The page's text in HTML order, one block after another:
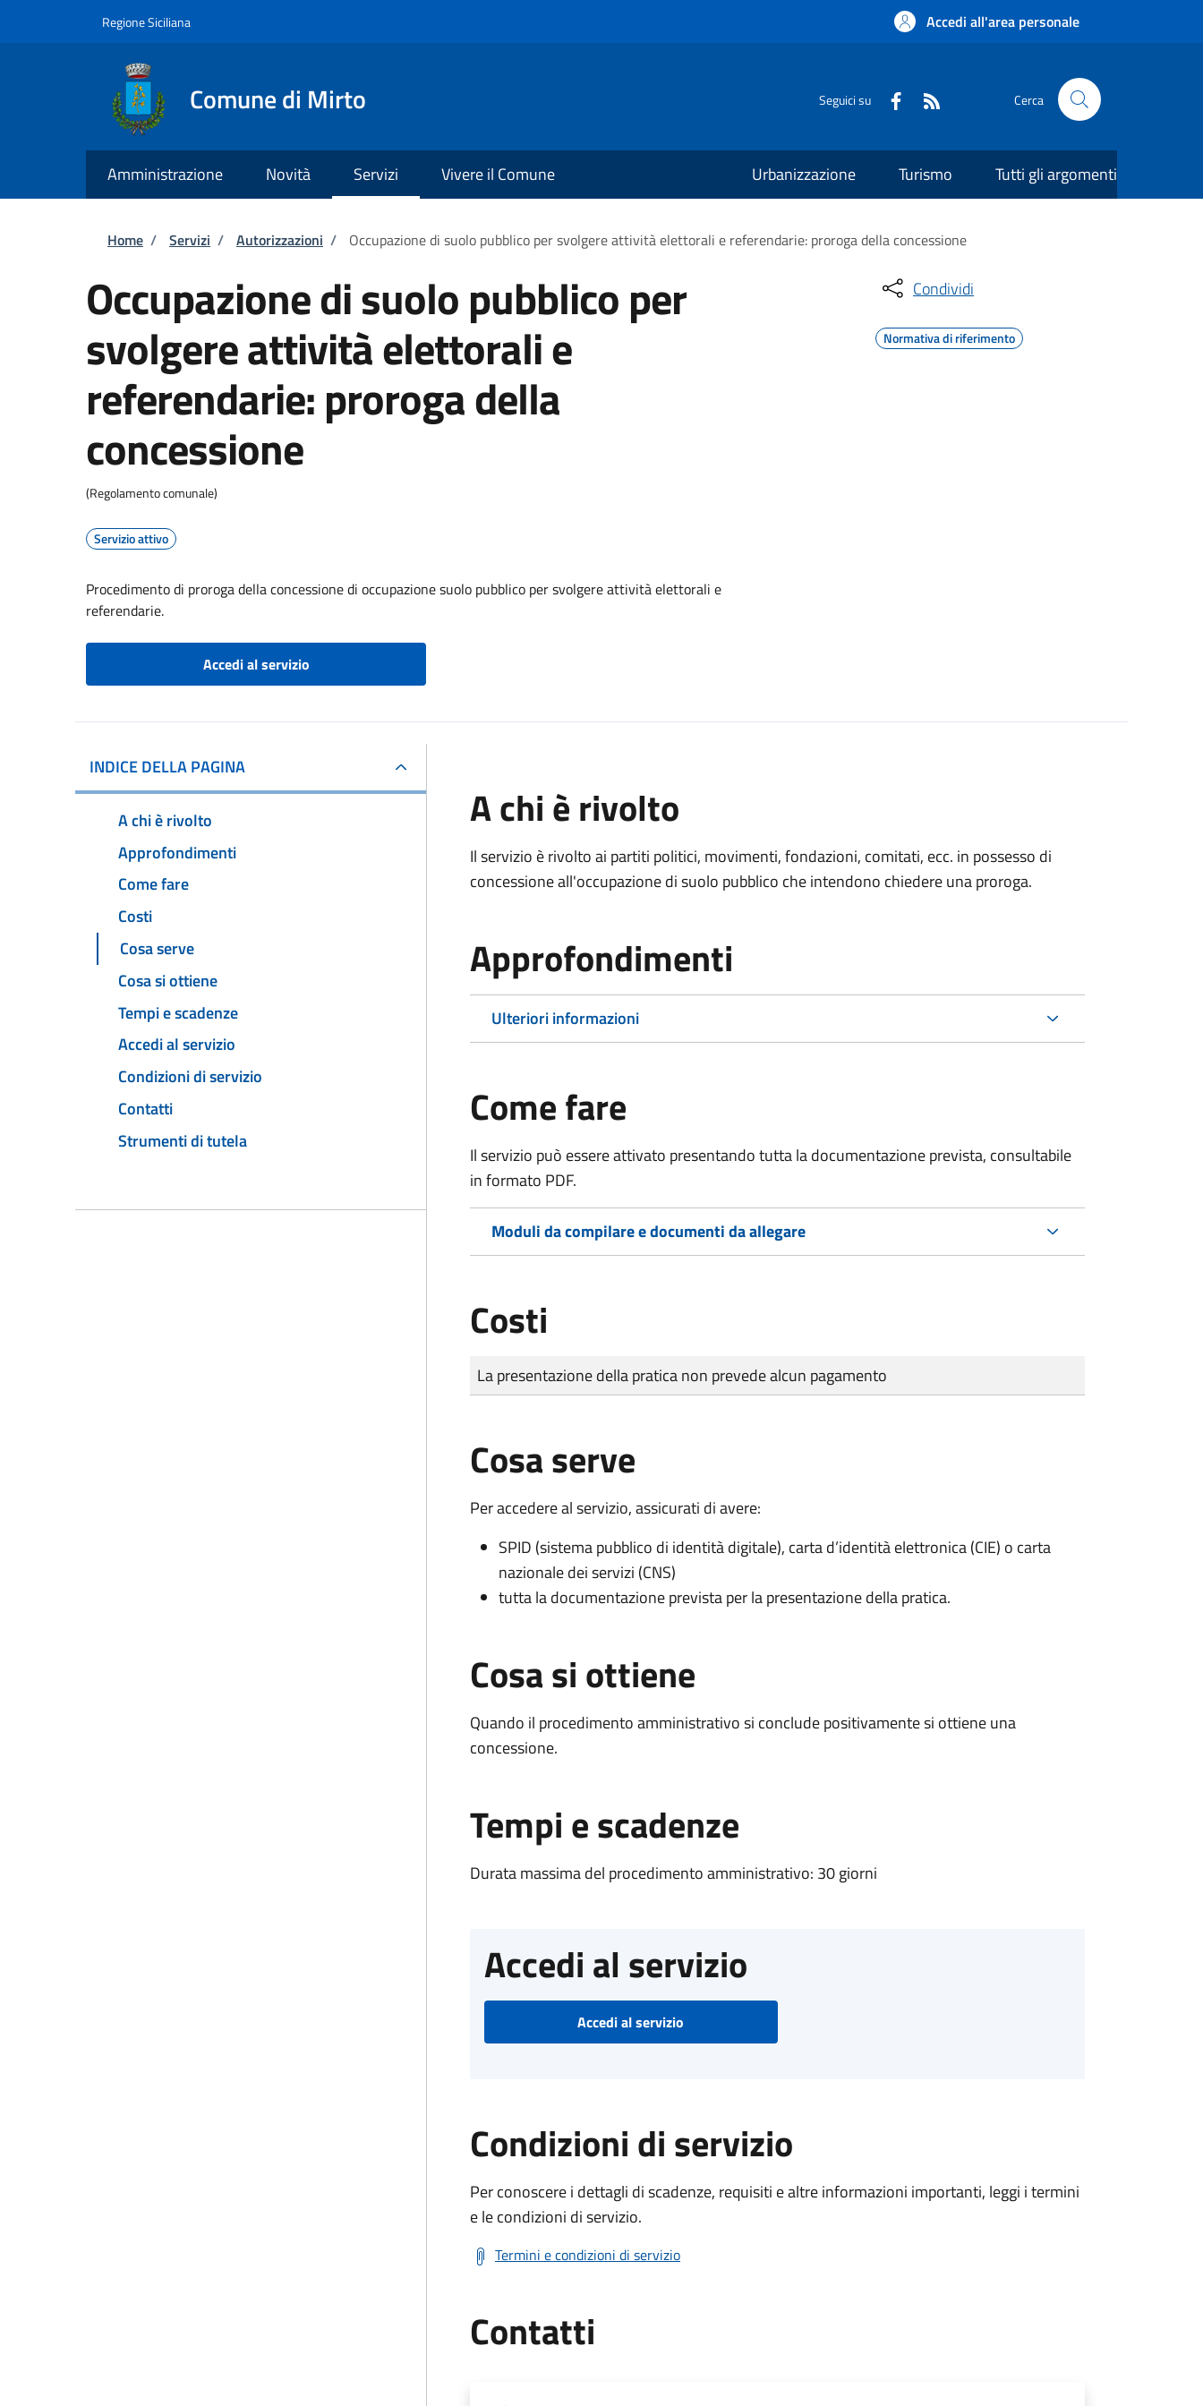
Regione Siciliana Accedi all'area personale
Comune di Mirto Seguici su Cerca
Amministrazione Novità Servizi Vivere il Comune Urbanizzazione Turismo Tutti gli argomenti
Briciole di pane
Home / Servizi / Autorizzazioni / Occupazione di suolo pubblico per svolgere attività elettorali e referendarie: proroga della concessione
Occupazione di suolo pubblico per
svolgere attività elettorali e
referendarie: proroga della
concessione
(Regolamento comunale)
Servizio attivo
Procedimento di proroga della concessione di occupazione suolo pubblico per svolgere attività elettorali e
referendarie.
Accedi al servizio
Condividi
Normativa di riferimento
INDICE DELLA PAGINA
A chi è rivolto
Approfondimenti
Come fare
Costi
Cosa serve
Cosa si ottiene
Tempi e scadenze
Accedi al servizio
Condizioni di servizio
Contatti
Strumenti di tutela
A chi è rivolto
Il servizio è rivolto ai partiti politici, movimenti, fondazioni, comitati, ecc. in possesso di
concessione all'occupazione di suolo pubblico che intendono chiedere una proroga.
Approfondimenti
Ulteriori informazioni
Come fare
Il servizio può essere attivato presentando tutta la documentazione prevista, consultabile
in formato PDF.
Moduli da compilare e documenti da allegare
Costi
Tipo di pagamento
Importo
La presentazione della pratica non prevede alcun pagamento
Cosa serve
Per accedere al servizio, assicurati di avere:
SPID (sistema pubblico di identità digitale), carta d’identità elettronica (CIE) o carta
nazionale dei servizi (CNS)
tutta la documentazione prevista per la presentazione della pratica.
Cosa si ottiene
Quando il procedimento amministrativo si conclude positivamente si ottiene una
concessione.
Tempi e scadenze
Durata massima del procedimento amministrativo: 30 giorni
Accedi al servizio
Accedi al servizio
Condizioni di servizio
Per conoscere i dettagli di scadenze, requisiti e altre informazioni importanti, leggi i termini
e le condizioni di servizio.
Termini e condizioni di servizio
Contatti